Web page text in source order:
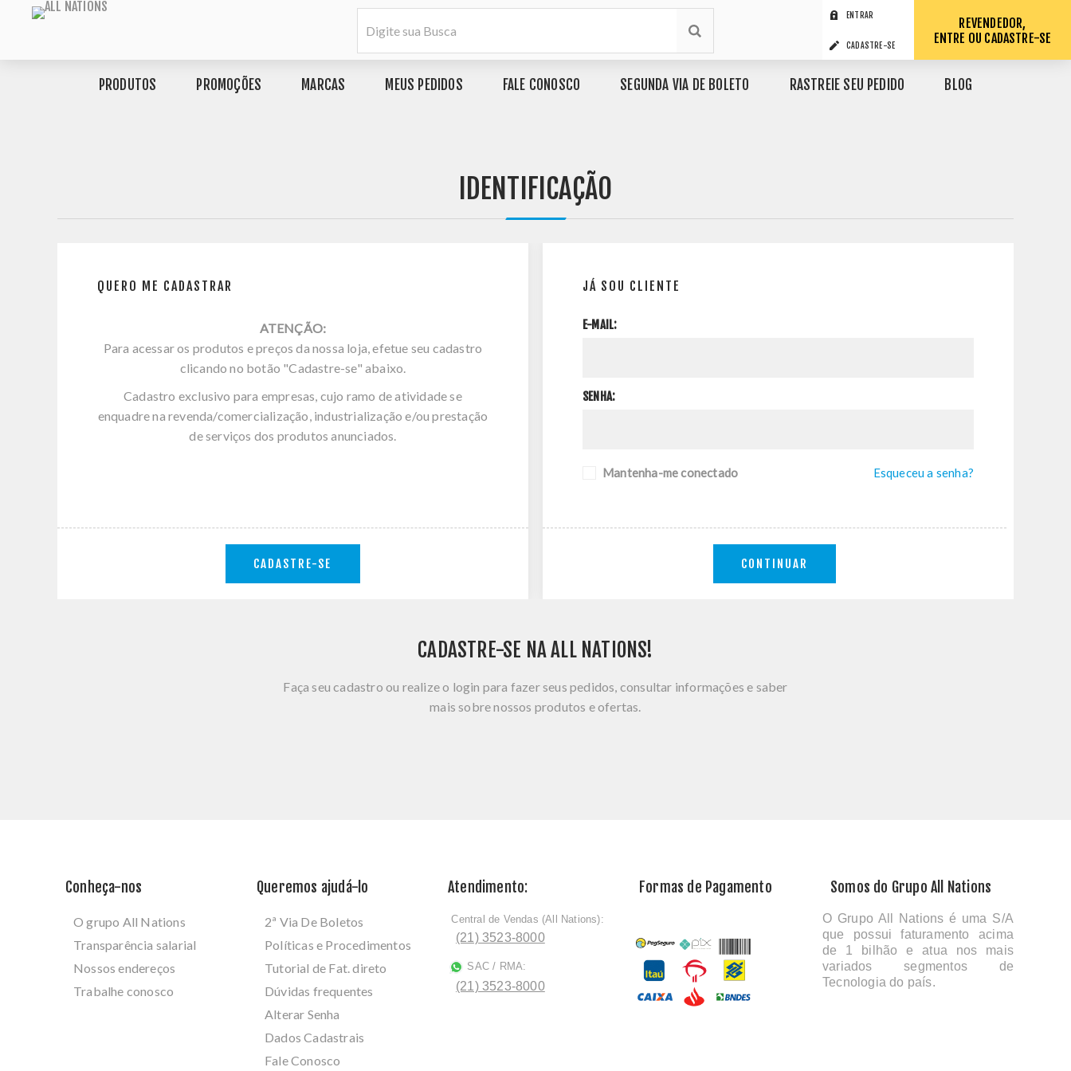
ENTRAR
CADASTRE-SE
REVENDEDOR,
ENTRE OU CADASTRE-SE
PRODUTOS PROMOÇÕES MARCAS MEUS PEDIDOS FALE CONOSCO SEGUNDA VIA DE BOLETO RASTREIE SEU PEDIDO BLOG
IDENTIFICAÇÃO
QUERO ME CADASTRAR
ATENÇÃO:
Para acessar os produtos e preços da nossa loja, efetue seu cadastro
clicando no botão "Cadastre-se" abaixo.
Cadastro exclusivo para empresas, cujo ramo de atividade se
enquadre na revenda/comercialização, industrialização e/ou prestação
de serviços dos produtos anunciados.
CADASTRE-SE
JÁ SOU CLIENTE
E-MAIL:
SENHA:
Mantenha-me conectado Esqueceu a senha?
CONTINUAR
CADASTRE-SE NA ALL NATIONS!
Faça seu cadastro ou realize o login para fazer seus pedidos, consultar informações e saber
mais sobre nossos produtos e ofertas.
Conheça-nos
O grupo All Nations
Transparência salarial
Nossos endereços
Trabalhe conosco
Queremos ajudá-lo
2ª Via De Boletos
Políticas e Procedimentos
Tutorial de Fat. direto
Dúvidas frequentes
Alterar Senha
Dados Cadastrais
Fale Conosco
Atendimento:
ﾠCentral de Vendas (All Nations):
(21) 3523-8000
SAC / RMA:
(21) 3523-8000
Formas de Pagamento Somos do Grupo All Nations
O Grupo All Nations é uma S/A
que possui faturamento acima
de 1 bilhão e atua nos mais
variados segmentos de
Tecnologia do país.